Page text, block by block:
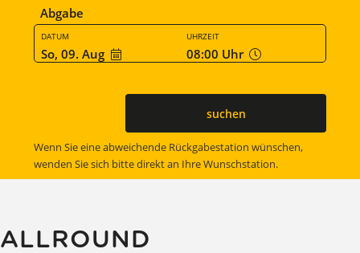
Abgabe
DATUM
So, 09. Aug
UHRZEIT
08:00 Uhr
suchen
Wenn Sie eine abweichende Rückgabestation wünschen,
wenden Sie sich bitte direkt an Ihre Wunschstation.
ALLROUND